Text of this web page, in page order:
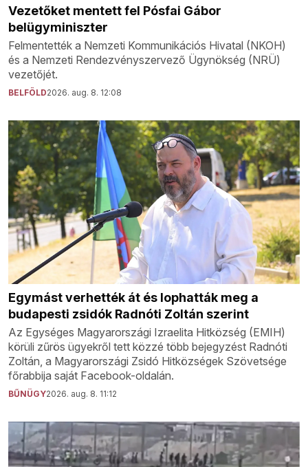
Vezetőket mentett fel Pósfai Gábor
belügyminiszter
Felmentették a Nemzeti Kommunikációs Hivatal (NKOH)
és a Nemzeti Rendezvényszervező Ügynökség (NRÜ)
vezetőjét.
BELFÖLD2026. aug. 8. 12:08
Egymást verhették át és lophatták meg a
budapesti zsidók Radnóti Zoltán szerint
Az Egységes Magyarországi Izraelita Hitközség (EMIH)
körüli zűrös ügyekről tett közzé több bejegyzést Radnóti
Zoltán, a Magyarországi Zsidó Hitközségek Szövetsége
főrabbija saját Facebook-oldalán.
BŰNÜGY2026. aug. 8. 11:12